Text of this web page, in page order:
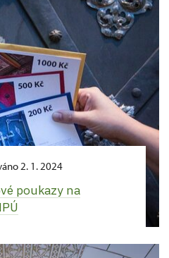
2. 1. 2024
poukazy na